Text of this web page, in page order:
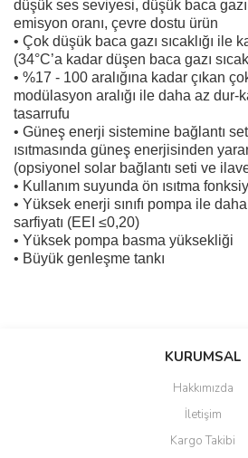
düşük ses seviyesi, düşük baca gazı
emisyon oranı, çevre dostu ürün
• Çok düşük baca gazı sıcaklığı ile
(34°C’a kadar düşen baca gazı
• %17 - 100 aralığına kadar çıkan
modülasyon aralığı ile daha az dur-
tasarrufu
• Güneş enerji sistemine bağlantı
ısıtmasında güneş enerjisinden
(opsiyonel solar bağlantı seti ve
• Kullanım suyunda ön ısıtma
• Yüksek enerji sınıfı pompa ile
sarfiyatı (EEI ≤0,20)
• Yüksek pompa basma yüksekliği
• Büyük genleşme tankı
Bu ürüne ilk yorumu siz
Yorum Yaz
Ürün resmi kalitesiz, bozuk veya
Ürün açıklamasında eksik bilgiler
KURUMSAL
Hakkımızda
İletişim
Kargo Takibi